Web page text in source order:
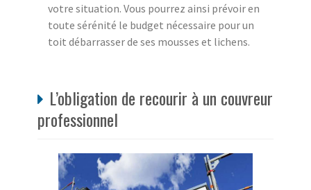
votre situation. Vous pourrez ainsi prévoir en
toute sérénité le budget nécessaire pour un
toit débarrasser de ses mousses et lichens.
L’obligation de recourir à un couvreur
professionnel